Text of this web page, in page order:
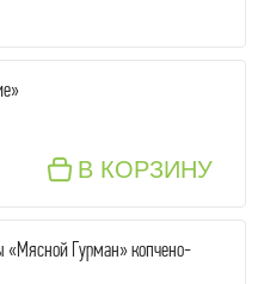
В КОРЗИНУ
«Мясной Гурман» копчено-